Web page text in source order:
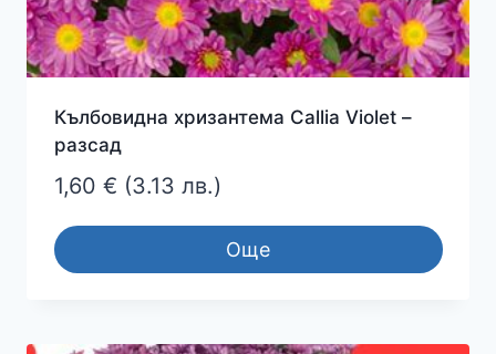
Кълбовидна хризантема Callia Violet –
разсад
1,60 € (3.13 лв.)
Още